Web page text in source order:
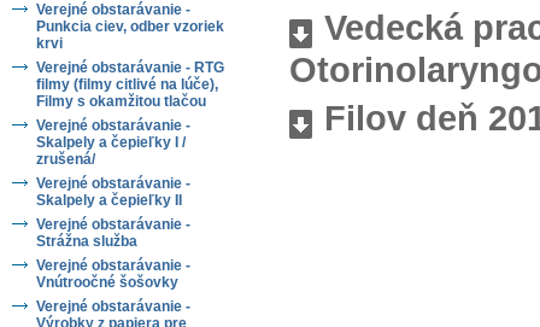
Verejné obstarávanie -
Punkcia ciev, odber vzoriek
krvi
Verejné obstarávanie - RTG
filmy (filmy citlivé na lúče),
Filmy s okamžitou tlačou
Verejné obstarávanie -
Skalpely a čepieľky I /
zrušená/
Verejné obstarávanie -
Skalpely a čepieľky II
Verejné obstarávanie -
Strážna služba
Verejné obstarávanie -
Vnútroočné šošovky
Verejné obstarávanie -
Výrobky z papiera pre
Vedecká
Filov deň